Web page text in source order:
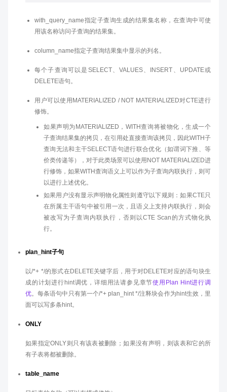
with_query_name指定子查询生成的结果集名称，在查询中可使
用该名称访问子查询的结果集。
column_name指定子查询结果集中显示的列名。
每个子查询可以是SELECT、VALUES、INSERT、UPDATE或
DELETE语句。
用户可以使用MATERIALIZED / NOT MATERIALIZED对CTE进行
修饰。
如果声明为MATERIALIZED，WITH查询将被物化，生成一个
子查询结果集的拷贝，在引用处直接查询该拷贝，因此WITH子
查询无法和主干SELECT语句进行联合优化（如谓词下推、等
价类传递等），对于此类场景可以使用NOT MATERIALIZED进
行修饰，如果WITH查询语义上可以作为子查询内联执行，则可
以进行上述优化。
如果用户没有显示声明物化属性则遵守以下规则：如果CTE只
在所属主干语句中被引用一次，且语义上支持内联执行，则会
被改写为子查询内联执行，否则以CTE Scan的方式物化执
行。
plan_hint子句
以/*+ */的形式在DELETE关键字后，用于对DELETE对应的语句块生
成的计划进行hint调优，详细用法请参见章节使用Plan Hint进行调
优。每条语句中只有第一个/*+ plan_hint */注释块会作为hint生效，里
面可以写多条hint。
ONLY
如果指定ONLY则只有该表被删除；如果没有声明，则该表和它的所
有子表将都被删除。
table_name